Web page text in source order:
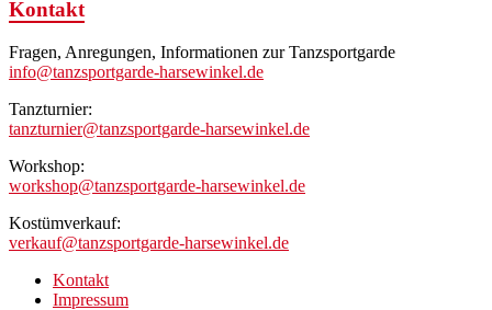
Kontakt
Fragen, Anregungen, Informationen zur Tanzsportgarde
info@tanzsportgarde-harsewinkel.de
Tanzturnier:
tanzturnier@tanzsportgarde-harsewinkel.de
Workshop:
workshop@tanzsportgarde-harsewinkel.de
Kostümverkauf:
verkauf@tanzsportgarde-harsewinkel.de
Kontakt
Impressum